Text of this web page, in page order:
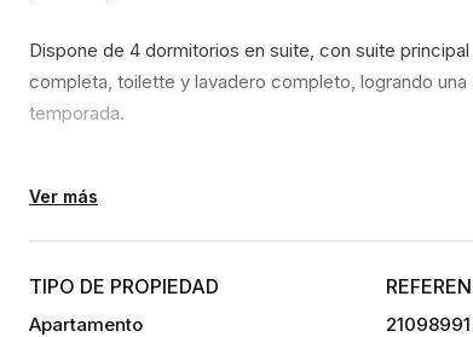
Dispone de 4 dormitorios en suite, con suite
completa, toilette y lavadero completo, logrando
temporada.
El edificio brinda un nivel de amenities y servicios de
Piscina in-out
Ver más
TIPO DE PROPIEDAD
Apartamento 21098991